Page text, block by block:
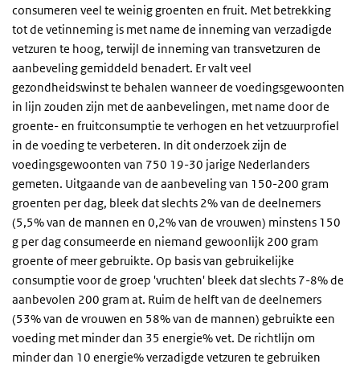
consumeren veel te weinig groenten en fruit. Met betrekking
tot de vetinneming is met name de inneming van verzadigde
vetzuren te hoog, terwijl de inneming van transvetzuren de
aanbeveling gemiddeld benadert. Er valt veel
gezondheidswinst te behalen wanneer de voedingsgewoonten
in lijn zouden zijn met de aanbevelingen, met name door de
groente- en fruitconsumptie te verhogen en het vetzuurprofiel
in de voeding te verbeteren. In dit onderzoek zijn de
voedingsgewoonten van 750 19-30 jarige Nederlanders
gemeten. Uitgaande van de aanbeveling van 150-200 gram
groenten per dag, bleek dat slechts 2% van de deelnemers
(5,5% van de mannen en 0,2% van de vrouwen) minstens 150
g per dag consumeerde en niemand gewoonlijk 200 gram
groente of meer gebruikte. Op basis van gebruikelijke
consumptie voor de groep 'vruchten' bleek dat slechts 7-8% de
aanbevolen 200 gram at. Ruim de helft van de deelnemers
(53% van de vrouwen en 58% van de mannen) gebruikte een
voeding met minder dan 35 energie% vet. De richtlijn om
minder dan 10 energie% verzadigde vetzuren te gebruiken